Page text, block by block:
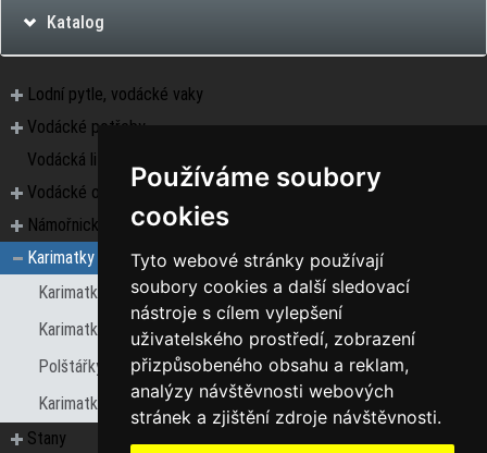
Používáme soubory
cookies
Tyto webové stránky používají
soubory cookies a další sledovací
nástroje s cílem vylepšení
uživatelského prostředí, zobrazení
přizpůsobeného obsahu a reklam,
analýzy návštěvnosti webových
stránek a zjištění zdroje návštěvnosti.
Katalog
Lodní pytle, vodácké vaky
Vodácké potřeby
Vodácká literatura
Vodácké oblečení
Námořnická trika a doplňky
Karimatky
Karimatky pěnové
Karimatky samonafukovací
Polštářky, alumatky, doplňky
Karimatky nafukovaci
Stany